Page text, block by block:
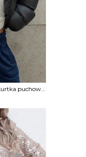
Oversizowa pikowana kurtka puchowa z kapturem Thamara